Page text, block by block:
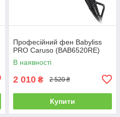
Професійний фен Babyliss
PRO Caruso (BAB6520RE)
В наявності
2 010 ₴ 2 520 ₴
Купити